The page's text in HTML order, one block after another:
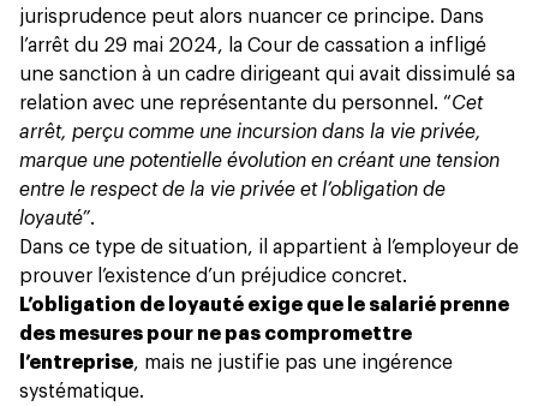
jurisprudence peut alors nuancer ce principe. Dans
l’arrêt du 29 mai 2024, la Cour de cassation a infligé
une sanction à un cadre dirigeant qui avait dissimulé sa
relation avec une représentante du personnel. “Cet
arrêt, perçu comme une incursion dans la vie privée,
marque une potentielle évolution en créant une tension
entre le respect de la vie privée et l’obligation de
loyauté”.
Dans ce type de situation, il appartient à l’employeur de
prouver l’existence d’un préjudice concret.
L’obligation de loyauté exige que le salarié prenne
des mesures pour ne pas compromettre
l’entreprise, mais ne justifie pas une ingérence
systématique.